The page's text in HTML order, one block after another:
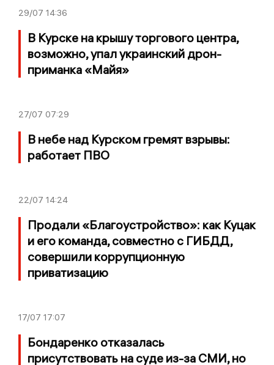
29/07 14:36
В Курске на крышу торгового центра,
возможно, упал украинский дрон-
приманка «Майя»
27/07 07:29
В небе над Курском гремят взрывы:
работает ПВО
22/07 14:24
Продали «Благоустройство»: как Куцак
и его команда, совместно с ГИБДД,
совершили коррупционную
приватизацию
17/07 17:07
Бондаренко отказалась
присутствовать на суде из-за СМИ, но